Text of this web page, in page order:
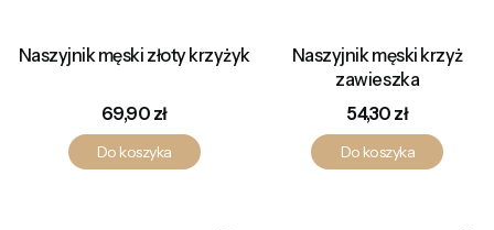
Naszyjnik męski złoty krzyżyk
Cena
69,90 zł
Do koszyka
Naszyjnik męski krzyż
zawieszka
Cena
54,30 zł
Do koszyka